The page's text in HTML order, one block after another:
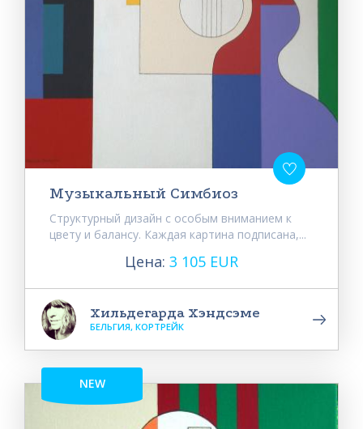
Музыкальный Симбиоз
Структурный дизайн с особым вниманием к
цвету и балансу. Каждая картина подписана,...
Цена: 3 105 EUR
Хильдегарда Хэндсэме
БЕЛЬГИЯ, КОРТРЕЙК
NEW